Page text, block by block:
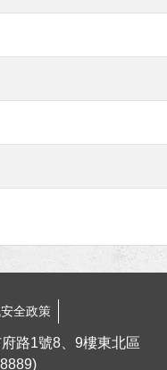
全政策
路1號8、9樓東北區
)